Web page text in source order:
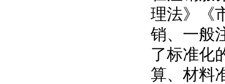
理法》《
销、一般
了标准化
算、材料